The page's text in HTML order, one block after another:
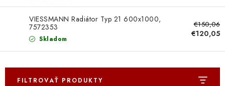
VIESSMANN Radiátor Typ 21 600x1000,
7572353
Skladom
€150,06
€120,05
FILTROVAŤ PRODUKTY